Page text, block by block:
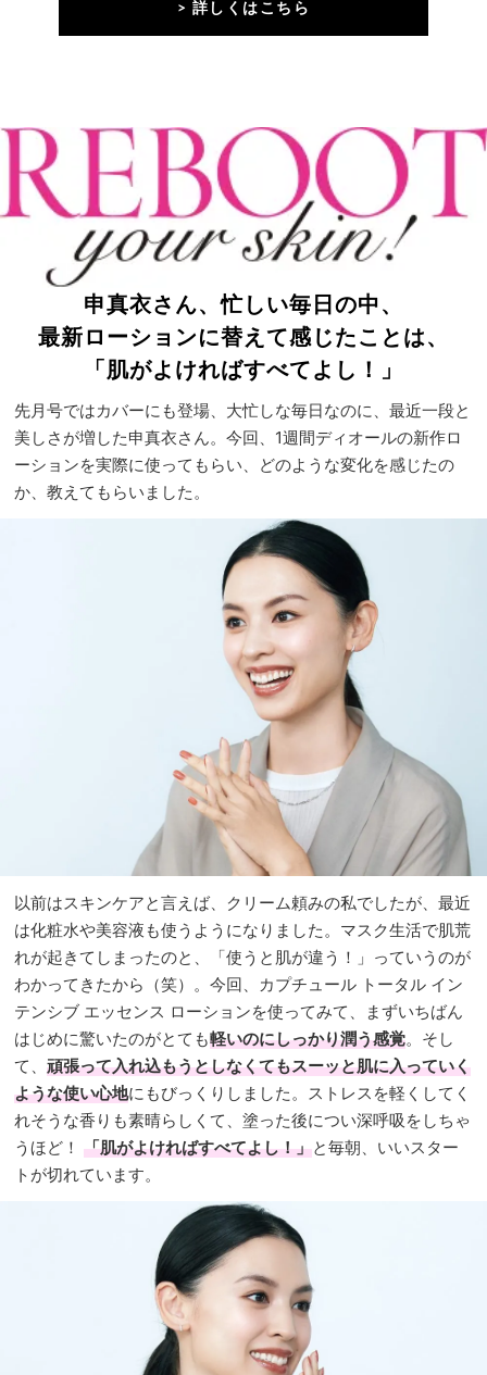
> 詳しくはこちら
申真衣さん、忙しい毎日の中、
最新ローションに替えて感じたことは、
「肌がよければすべてよし！」
先月号ではカバーにも登場、大忙しな毎日なのに、最近一段と
美しさが増した申真衣さん。今回、1週間ディオールの新作ロ
ーションを実際に使ってもらい、どのような変化を感じたの
か、教えてもらいました。
以前はスキンケアと言えば、クリーム頼みの私でしたが、最近
は化粧水や美容液も使うようになりました。マスク生活で肌荒
れが起きてしまったのと、「使うと肌が違う！」っていうのが
わかってきたから（笑）。今回、カプチュール トータル イン
テンシブ エッセンス ローションを使ってみて、まずいちばん
はじめに驚いたのがとても軽いのにしっかり潤う感覚。そし
て、 頑張って入れ込もうとしなくてもスーッと肌に入っていく
ような使い心地にもびっくりしました。ストレスを軽くしてく
れそうな香りも素晴らしくて、塗った後につい深呼吸をしちゃ
うほど！ 「肌がよければすべてよし！」と毎朝、いいスター
トが切れています。